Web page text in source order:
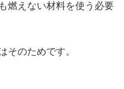
燃えない材料を使う必要
そのためです。